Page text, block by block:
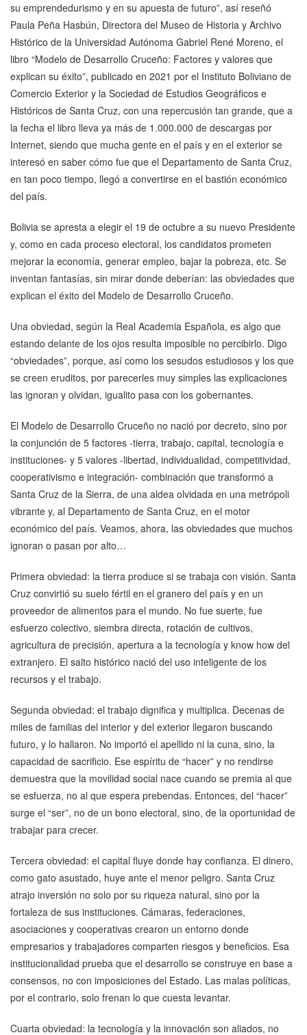
su emprendedurismo y en su apuesta de futuro”, así reseñó
Paula Peña Hasbún, Directora del Museo de Historia y Archivo
Histórico de la Universidad Autónoma Gabriel René Moreno, el
libro “Modelo de Desarrollo Cruceño: Factores y valores que
explican su éxito”, publicado en 2021 por el Instituto Boliviano de
Comercio Exterior y la Sociedad de Estudios Geográficos e
Históricos de Santa Cruz, con una repercusión tan grande, que a
la fecha el libro lleva ya más de 1.000.000 de descargas por
Internet, siendo que mucha gente en el país y en el exterior se
interesó en saber cómo fue que el Departamento de Santa Cruz,
en tan poco tiempo, llegó a convertirse en el bastión económico
del país.
Bolivia se apresta a elegir el 19 de octubre a su nuevo Presidente
y, como en cada proceso electoral, los candidatos prometen
mejorar la economía, generar empleo, bajar la pobreza, etc. Se
inventan fantasías, sin mirar donde deberían: las obviedades que
explican el éxito del Modelo de Desarrollo Cruceño.
Una obviedad, según la Real Academia Española, es algo que
estando delante de los ojos resulta imposible no percibirlo. Digo
“obviedades”, porque, así como los sesudos estudiosos y los que
se creen eruditos, por parecerles muy simples las explicaciones
las ignoran y olvidan, igualito pasa con los gobernantes.
El Modelo de Desarrollo Cruceño no nació por decreto, sino por
la conjunción de 5 factores -tierra, trabajo, capital, tecnología e
instituciones- y 5 valores -libertad, individualidad, competitividad,
cooperativismo e integración- combinación que transformó a
Santa Cruz de la Sierra, de una aldea olvidada en una metrópoli
vibrante y, al Departamento de Santa Cruz, en el motor
económico del país. Veamos, ahora, las obviedades que muchos
ignoran o pasan por alto…
Primera obviedad: la tierra produce si se trabaja con visión. Santa
Cruz convirtió su suelo fértil en el granero del país y en un
proveedor de alimentos para el mundo. No fue suerte, fue
esfuerzo colectivo, siembra directa, rotación de cultivos,
agricultura de precisión, apertura a la tecnología y know how del
extranjero. El salto histórico nació del uso inteligente de los
recursos y el trabajo.
Segunda obviedad: el trabajo dignifica y multiplica. Decenas de
miles de familias del interior y del exterior llegaron buscando
futuro, y lo hallaron. No importó el apellido ni la cuna, sino, la
capacidad de sacrificio. Ese espíritu de “hacer” y no rendirse
demuestra que la movilidad social nace cuando se premia al que
se esfuerza, no al que espera prebendas. Entonces, del “hacer”
surge el “ser”, no de un bono electoral, sino, de la oportunidad de
trabajar para crecer.
Tercera obviedad: el capital fluye donde hay confianza. El dinero,
como gato asustado, huye ante el menor peligro. Santa Cruz
atrajo inversión no solo por su riqueza natural, sino por la
fortaleza de sus instituciones. Cámaras, federaciones,
asociaciones y cooperativas crearon un entorno donde
empresarios y trabajadores comparten riesgos y beneficios. Esa
institucionalidad prueba que el desarrollo se construye en base a
consensos, no con imposiciones del Estado. Las malas políticas,
por el contrario, solo frenan lo que cuesta levantar.
Cuarta obviedad: la tecnología y la innovación son aliados, no